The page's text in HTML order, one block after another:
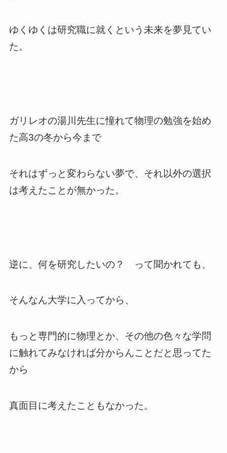
ゆくゆくは研究職に就くという未来を夢見てい
た。
ガリレオの湯川先生に憧れて物理の勉強を始め
た高3の冬から今まで
それはずっと変わらない夢で、それ以外の選択
は考えたことが無かった。
逆に、何を研究したいの？ って聞かれても、
そんなん大学に入ってから、
もっと専門的に物理とか、その他の色々な学問
に触れてみなければ分からんことだと思ってた
から
真面目に考えたこともなかった。